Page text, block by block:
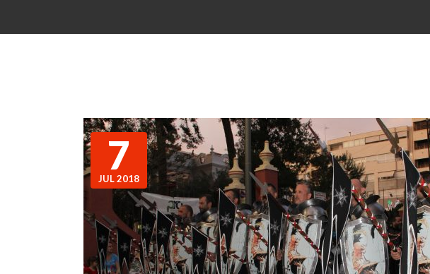
7
JUL 2018